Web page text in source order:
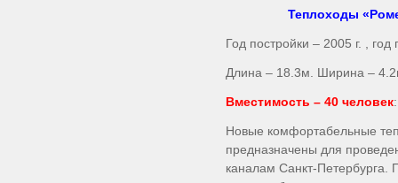
Теплоходы
Год постройки – 2005 г. ,
Длина – 18.3м. Ширина –
Вместимость – 40 человек
Новые комфортабельные
предназначены для
каналам Санкт-